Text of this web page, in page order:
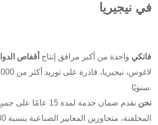
في نيجيريا
فانكي واحدة من أكبر مرافق إنتاج أقفاص
سنويًا.
نحن
نقدم ضمان خدمة لمدة 15